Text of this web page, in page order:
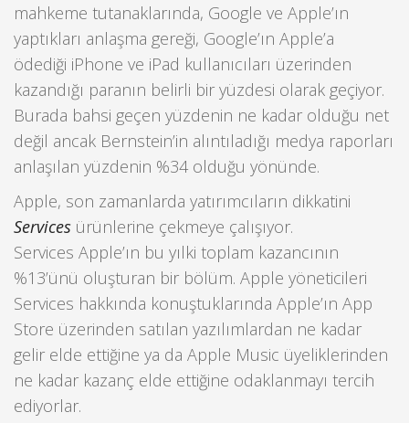
mahkeme tutanaklarında, Google ve Apple’ın
yaptıkları anlaşma gereği, Google’ın Apple’a
ödediği iPhone ve iPad kullanıcıları üzerinden
kazandığı paranın belirli bir yüzdesi olarak geçiyor.
Burada bahsi geçen yüzdenin ne kadar olduğu net
değil ancak Bernstein’in alıntıladığı medya raporları
anlaşılan yüzdenin %34 olduğu yönünde.
Apple, son zamanlarda yatırımcıların dikkatini
Services ürünlerine çekmeye çalışıyor.
Services Apple’ın bu yılki toplam kazancının
%13’ünü oluşturan bir bölüm. Apple yöneticileri
Services hakkında konuştuklarında Apple’ın App
Store üzerinden satılan yazılımlardan ne kadar
gelir elde ettiğine ya da Apple Music üyeliklerinden
ne kadar kazanç elde ettiğine odaklanmayı tercih
ediyorlar.